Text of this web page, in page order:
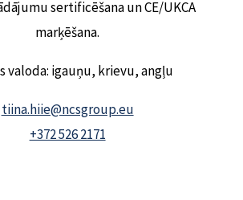
sertificēšana un CE/UKCA
marķēšana.
valoda: igauņu, krievu, angļu
tiina.hiie@ncsgroup.eu
+372 526 2171